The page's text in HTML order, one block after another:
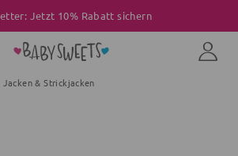
Jetzt 10% Rabatt sichern
Jacken & Strickjacken